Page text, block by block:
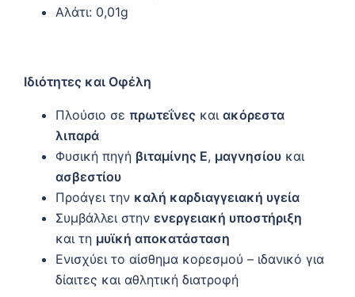
Αλάτι: 0,01g
Ιδιότητες και Οφέλη
Πλούσιο σε πρωτεΐνες και ακόρεστα
λιπαρά
Φυσική πηγή βιταμίνης Ε, μαγνησίου και
ασβεστίου
Προάγει την καλή καρδιαγγειακή υγεία
Συμβάλλει στην ενεργειακή υποστήριξη
και τη μυϊκή αποκατάσταση
Ενισχύει το αίσθημα κορεσμού – ιδανικό για
δίαιτες και αθλητική διατροφή